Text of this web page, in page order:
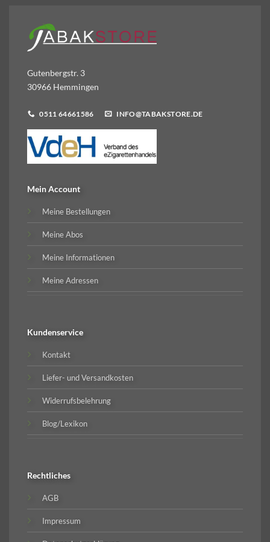
Gutenbergstr. 3
30966 Hemmingen
0511 64661586 INFO@TABAKSTORE.DE
Mein Account
Meine Bestellungen
Meine Abos
Meine Informationen
Meine Adressen
Kundenservice
Kontakt
Liefer- und Versandkosten
Widerrufsbelehrung
Blog/Lexikon
Rechtliches
AGB
Impressum